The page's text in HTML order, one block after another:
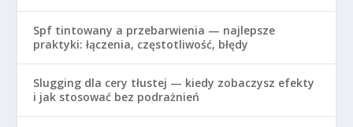
Spf tintowany a przebarwienia — najlepsze
praktyki: łączenia, częstotliwość, błędy
Slugging dla cery tłustej — kiedy zobaczysz efekty
i jak stosować bez podrażnień